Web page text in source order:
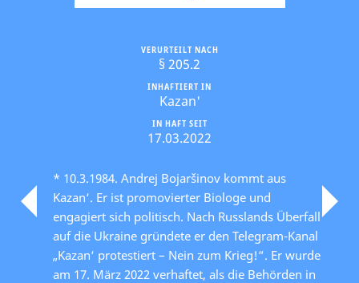
IN HAFT SEIT
17.03.2022
INHAFTIERT IN
Kazan'
VERURTEILT NACH
§ 205.2
* 10.3.1984. Andrej Bojaršinov kommt aus
Kazan‘. Er ist promovierter Biologe und
engagiert sich politisch. Nach Russlands Überfall
auf die Ukraine gründete er den Telegram-Kanal
„Kazan‘ protestiert – Nein zum Krieg!“. Er wurde
am 17. März 2022 verhaftet, als die Behörden in